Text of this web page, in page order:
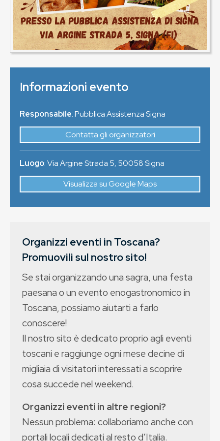
Informazioni evento
Responsabile: Pubblica Assistenza Signa
Contatta gli organizzatori
Luogo:Via Argine Strada 5, 50058Signa
Visualizza su Google Maps
Organizzi eventi in Toscana?
Promuovili sul nostro sito!
Se stai organizzando una sagra, una festa
paesana o un evento enogastronomico in
Toscana, possiamo aiutarti a farlo
conoscere!
Il nostro sito è dedicato proprio agli eventi
toscani e raggiunge ogni mese decine di
migliaia di visitatori interessati a scoprire
cosa succede nel weekend.
Organizzi eventi in altre regioni?
Nessun problema: collaboriamo anche con
portali locali dedicati al resto d’Italia.